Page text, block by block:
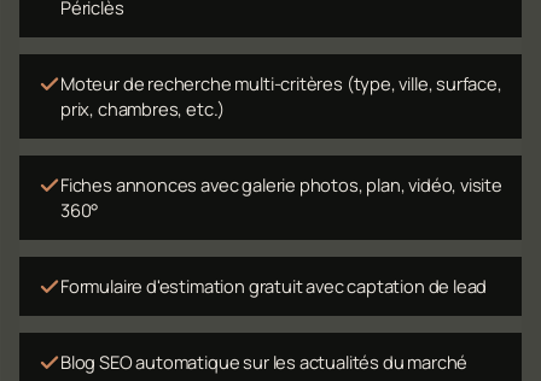
Périclès
Moteur de recherche multi-critères (type, ville, surface,
prix, chambres, etc.)
Fiches annonces avec galerie photos, plan, vidéo, visite
360°
Formulaire d'estimation gratuit avec captation de lead
Blog SEO automatique sur les actualités du marché